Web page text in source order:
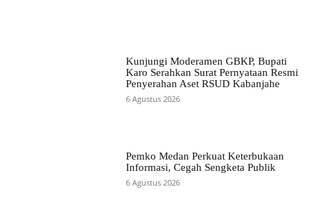
Kunjungi Moderamen GBKP, Bupati
Karo Serahkan Surat Pernyataan Resmi
Penyerahan Aset RSUD Kabanjahe
6 Agustus 2026
Pemko Medan Perkuat Keterbukaan
Informasi, Cegah Sengketa Publik
6 Agustus 2026